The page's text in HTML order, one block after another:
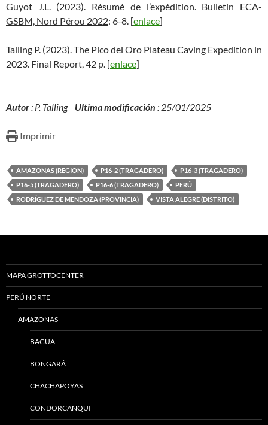
Guyot J.L. (2023). Résumé de l’expédition. Bulletin ECA-
GSBM, Nord Pérou 2022: 6-8. [enlace]
Talling P. (2023). The Pico del Oro Plateau Caving Expedition in
2023. Final Report, 42 p. [enlace]
Autor: P. Talling Ultima modificación : 25/01/2025
Imprimir
AMAZONAS (REGION) P16-2 (TRAGADERO)
P16-3 (TRAGADERO)
P16-5 (TRAGADERO)
P16-6 (TRAGADERO)
PERÚ
RODRÍGUEZ DE MENDOZA (PROVINCIA)
VISTA ALEGRE (DISTRITO)
MAPA GROTTOCENTER
PERÚ NORTE
AMAZONAS
BAGUA
BONGARÁ
CHACHAPOYAS
CONDORCANQUI